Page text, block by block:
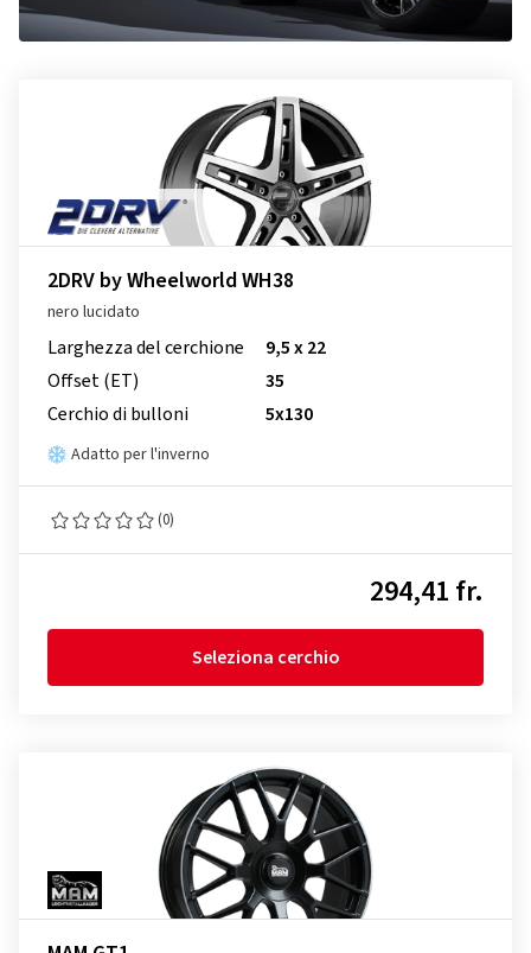
2DRV by Wheelworld WH38
nero lucidato
Larghezza del cerchione
9,5 x 22
Offset (ET)
35
Cerchio di bulloni
5x130
Adatto per l'inverno
(0)
294,41 fr.
Seleziona cerchio